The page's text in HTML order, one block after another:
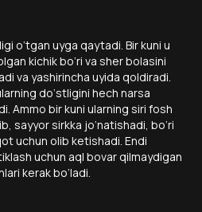
o‘tgan uyga qaytadi. Bir kuni u
kichik bo‘ri va sher bolasini
va yashirincha uyida qoldiradi.
do‘stligini hech narsa
Ammo bir kuni ularning siri fosh
sayyor sirkka jo‘natishadi, bo‘ri
uchun olib ketishadi. Endi
uchun aql bovar qilmaydigan
kerak bo‘ladi.